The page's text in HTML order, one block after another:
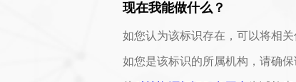
现在我能做什么？
如您认为该标识存在，可以将相关
如您是该标识的所属机构，请确保